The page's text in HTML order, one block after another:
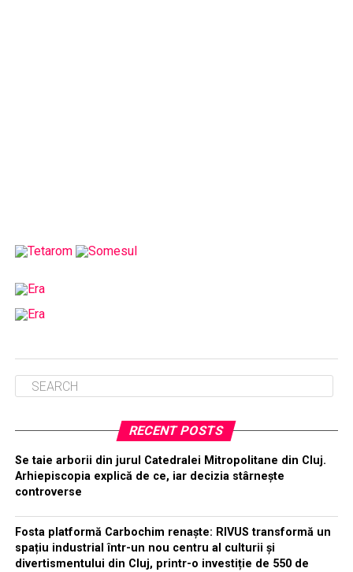
RECENT POSTS
Se taie arborii din jurul Catedralei Mitropolitane din Cluj.
Arhiepiscopia explică de ce, iar decizia stârnește
controverse
Fosta platformă Carbochim renaște: RIVUS transformă un
spațiu industrial într-un nou centru al culturii și
divertismentului din Cluj, printr-o investiție de 550 de